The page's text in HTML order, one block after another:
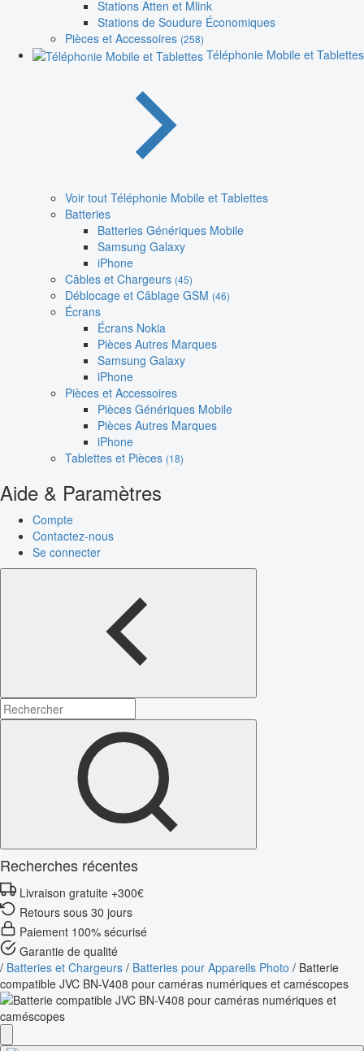
Stations Atten et Mlink
Stations de Soudure Économiques
Pièces et Accessoires (258)
Téléphonie Mobile et Tablettes
Voir tout Téléphonie Mobile et Tablettes
Batteries
Batteries Génériques Mobile
Samsung Galaxy
iPhone
Câbles et Chargeurs (45)
Déblocage et Câblage GSM (46)
Écrans
Écrans Nokia
Pièces Autres Marques
Samsung Galaxy
iPhone
Pièces et Accessoires
Pièces Génériques Mobile
Pièces Autres Marques
iPhone
Tablettes et Pièces (18)
Aide & Paramètres
Compte
Contactez-nous
Se connecter
Recherches récentes
Livraison gratuite +300€
Retours sous 30 jours
Paiement 100% sécurisé
Garantie de qualité
/ Batteries et Chargeurs / Batteries pour Appareils Photo / Batterie
compatible JVC BN-V408 pour caméras numériques et caméscopes